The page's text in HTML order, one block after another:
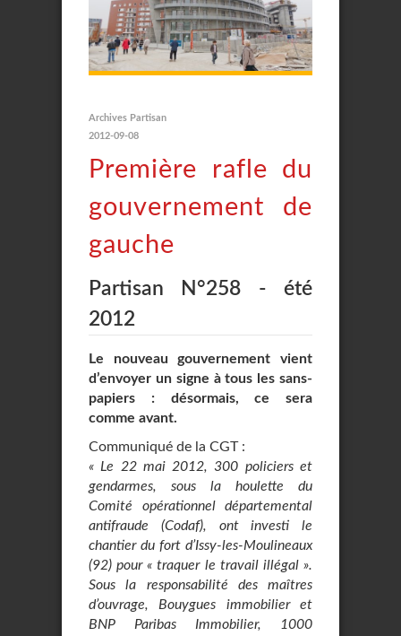
Archives Partisan
2012-09-08
Première rafle du
gouvernement de
gauche
Partisan N°258 - été
2012
Le nouveau gouvernement vient
d’envoyer un signe à tous les sans-
papiers : désormais, ce sera
comme avant.
Communiqué de la CGT :
« Le 22 mai 2012, 300 policiers et
gendarmes, sous la houlette du
Comité opérationnel départemental
antifraude (Codaf), ont investi le
chantier du fort d’Issy-les-Moulineaux
(92) pour « traquer le travail illégal ».
Sous la responsabilité des maîtres
d’ouvrage, Bouygues immobilier et
BNP Paribas Immobilier, 1000